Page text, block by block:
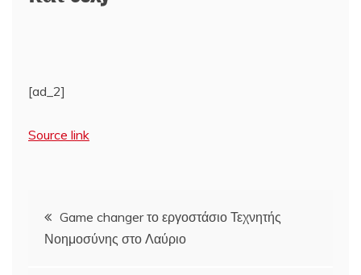
[ad_2]
Source link
Πλοήγηση
άρθρων
Game changer το εργοστάσιο Τεχνητής
Νοημοσύνης στο Λαύριο